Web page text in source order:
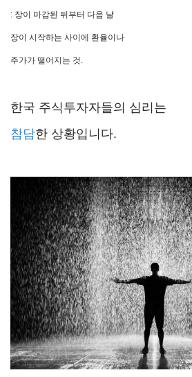
: 장이 마감된 뒤부터 다음 날
장이 시작하는 사이에 환율이나
주가가 떨어지는 것.
한국 주식투자자들의 심리는
참담한 상황입니다.